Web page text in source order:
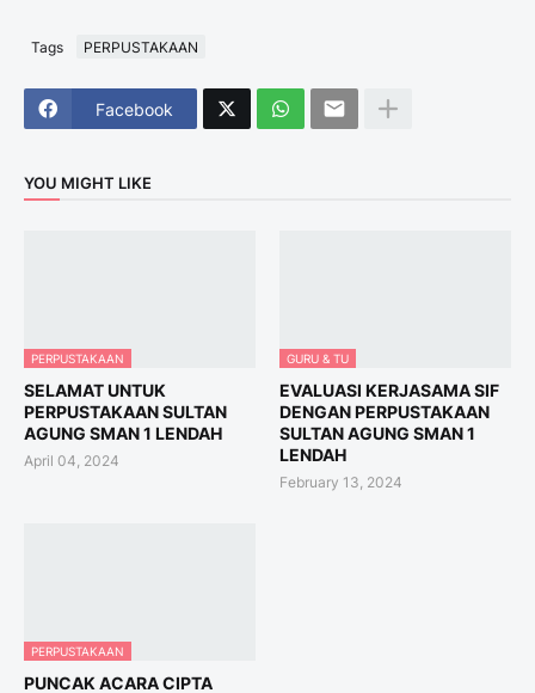
Tags PERPUSTAKAAN
Facebook
YOU MIGHT LIKE
PERPUSTAKAAN
SELAMAT UNTUK
PERPUSTAKAAN SULTAN
AGUNG SMAN 1 LENDAH
April 04, 2024
GURU & TU
EVALUASI KERJASAMA SIF
DENGAN PERPUSTAKAAN
SULTAN AGUNG SMAN 1
LENDAH
February 13, 2024
PERPUSTAKAAN
PUNCAK ACARA CIPTA